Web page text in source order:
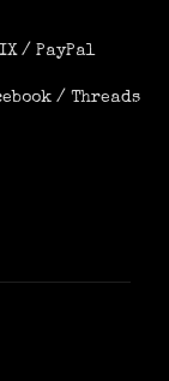
/ PayPal
/ Threads